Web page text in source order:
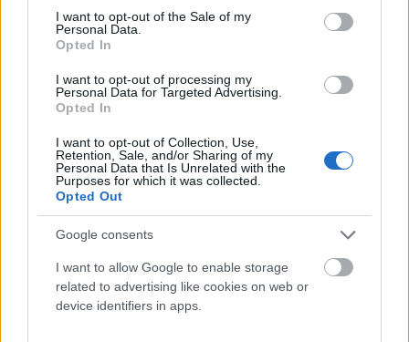
consent section.
I want to opt-out of the Sale of my
Personal Data.
Opted In
I want to opt-out of processing my
Personal Data for Targeted Advertising.
Opted In
I want to opt-out of Collection, Use,
Retention, Sale, and/or Sharing of my
Personal Data that Is Unrelated with the
Purposes for which it was collected.
Opted Out
Google consents
I want to allow Google to enable storage
related to advertising like cookies on web or
device identifiers in apps.
okoz örömöt. Mi az, amit élveztek? Hol vannak a határaitok? Ez a
beszélgetés egy olyan környezet megteremtéséről szól, ahol mindkét
fél szabadon kifejezheti vágyait és határait.
A szexről folytatott nyílt és őszinte beszélgetések a jó kapcsolat egyik
alapkövei. Sokan azt gondolják, hogy a jó szex a technikán múlik, pedig
szeretőnek – ezt a párok együtt tanulják meg, a bizalom, a
kommunikáció és a sebezhetőségre való hajlandóság révén. Ha
partnereddel nehezen nyíltok meg egymásnak, vagy úgy érzed, hogy a
múltbeli tapasztalatok megnehezítik ezt, a szakmai segítség
igénybevétele nagyszerű módja lehet annak, hogy közös nevezőre
jussatok és elmélyítsétek a kapcsolatotokat.
Facebook Twitter